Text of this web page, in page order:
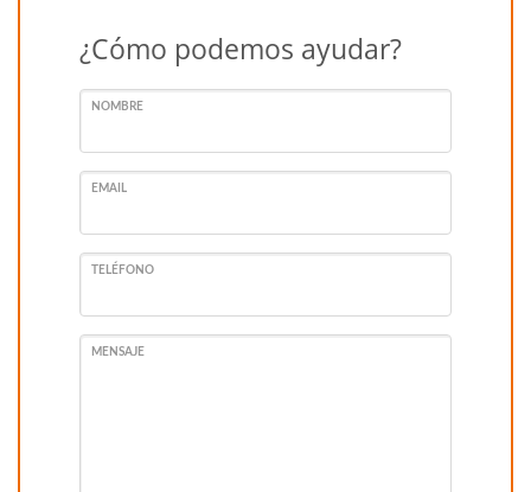
¿Cómo podemos ayudar?
NOMBRE
EMAIL
TELÉFONO
MENSAJE